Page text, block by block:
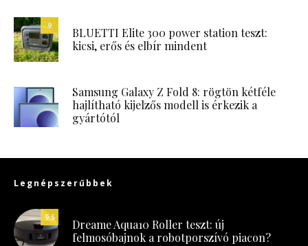
9
BLUETTI Elite 300 power station teszt:
kicsi, erős és elbír mindent
Samsung Galaxy Z Fold 8: rögtön kétféle
hajlítható kijelzős modell is érkezik a
gyártótól
Legnépszerűbbek
9.5
Dreame Aqua10 Roller teszt: új
felmosóbajnok a robotporszívó piacon?